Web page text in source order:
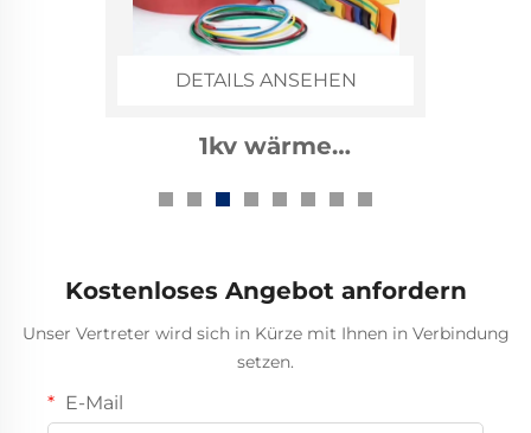
DETAILS ANSEHEN
1kv wärme
Bussschlauch
Kostenloses Angebot anfordern
Unser Vertreter wird sich in Kürze mit Ihnen in Verbindung
setzen.
E-Mail